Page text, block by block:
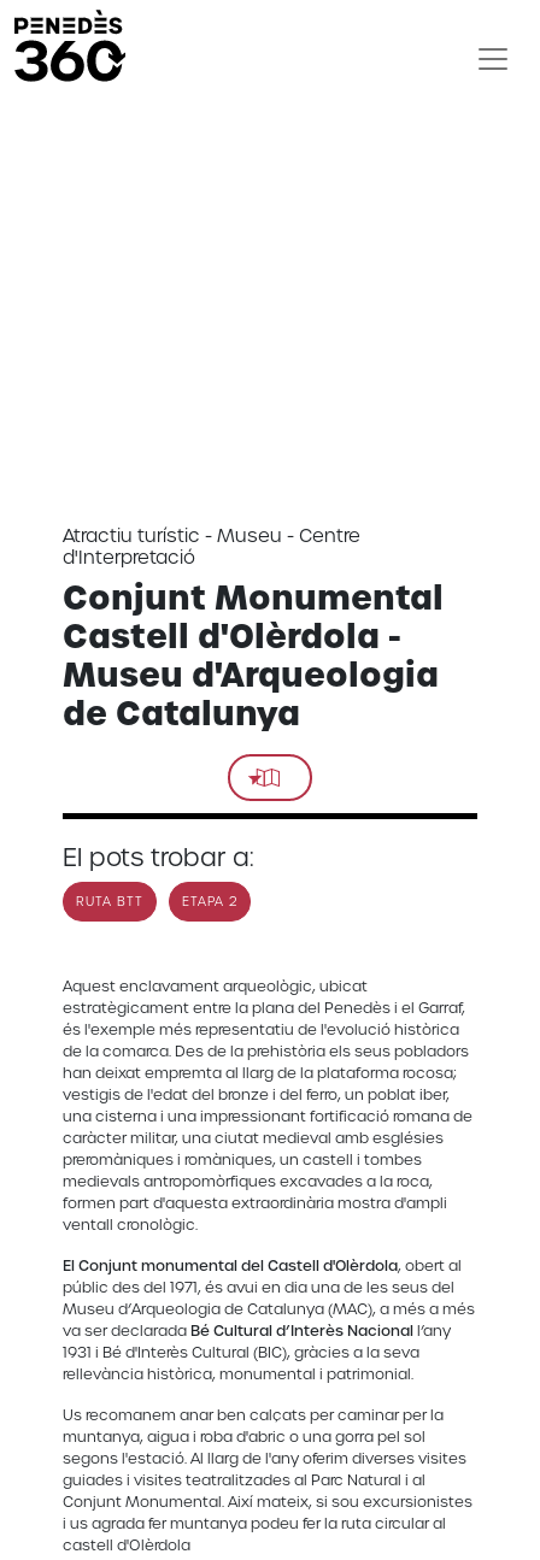
Atractiu turístic - Museu - Centre
d'Interpretació
Conjunt Monumental
Castell d'Olèrdola -
Museu d'Arqueologia
de Catalunya
El pots trobar a:
RUTA BTT ETAPA 2
Aquest enclavament arqueològic, ubicat
estratègicament entre la plana del Penedès i el Garraf,
és l'exemple més representatiu de l'evolució històrica
de la comarca. Des de la prehistòria els seus pobladors
han deixat empremta al llarg de la plataforma rocosa;
vestigis de l'edat del bronze i del ferro, un poblat iber,
una cisterna i una impressionant fortificació romana de
caràcter militar, una ciutat medieval amb esglésies
preromàniques i romàniques, un castell i tombes
medievals antropomòrfiques excavades a la roca,
formen part d'aquesta extraordinària mostra d'ampli
ventall cronològic.
El Conjunt monumental del Castell d'Olèrdola, obert al
públic des del 1971, és avui en dia una de les seus del
Museu d’Arqueologia de Catalunya (MAC), a més a més
va ser declarada Bé Cultural d’Interès Nacional l’any
1931 i Bé d'Interès Cultural (BIC), gràcies a la seva
rellevància històrica, monumental i patrimonial.
Us recomanem anar ben calçats per caminar per la
muntanya, aigua i roba d'abric o una gorra pel sol
segons l'estació. Al llarg de l'any oferim diverses visites
guiades i visites teatralitzades al Parc Natural i al
Conjunt Monumental. Així mateix, si sou excursionistes
i us agrada fer muntanya podeu fer la ruta circular al
castell d'Olèrdola